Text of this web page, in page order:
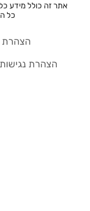
אתר זה כולל מידע
כל
הצהרת
הצהרת נגישות